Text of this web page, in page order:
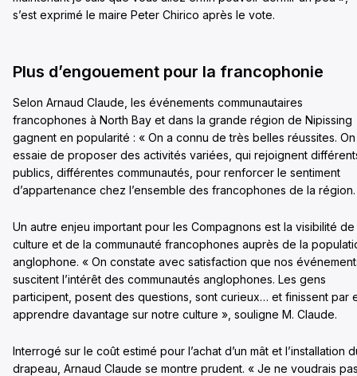
s’est exprimé le maire Peter Chirico après le vote.
Plus d’engouement pour la francophonie
Selon Arnaud Claude, les événements communautaires
francophones à North Bay et dans la grande région de Nipissing
gagnent en popularité : « On a connu de très belles réussites. On
essaie de proposer des activités variées, qui rejoignent
publics, différentes communautés, pour renforcer le sentiment
d’appartenance chez l’ensemble des francophones de la
Un autre enjeu important pour les Compagnons est la visibilité de
culture et de la communauté francophones auprès de la
anglophone. « On constate avec satisfaction que nos
suscitent l’intérêt des communautés anglophones. Les gens
participent, posent des questions, sont curieux… et finissent par
apprendre davantage sur notre culture », souligne M. Claude.
Interrogé sur le coût estimé pour l’achat d’un mât et l’installation
drapeau, Arnaud Claude se montre prudent. « Je ne voudrais